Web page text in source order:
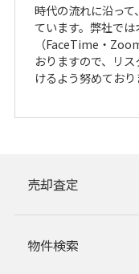
時代の流れに沿っ
ています。弊社で
（FaceTime・
おりますので、リ
けるよう努めており
売却査定
物件検索